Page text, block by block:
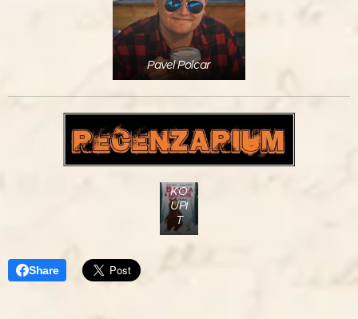
Pavel Polcar
KO
UPI
T
Share